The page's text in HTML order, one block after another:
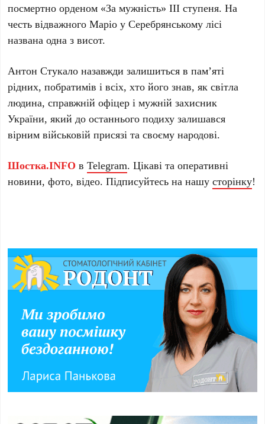
посмертно орденом «За мужність» ІІІ ступеня. На
честь відважного Маріо у Серебрянському лісі
названа одна з висот.
Антон Стукало назавжди залишиться в пам’яті
рідних, побратимів і всіх, хто його знав, як світла
людина, справжній офіцер і мужній захисник
України, який до останнього подиху залишався
вірним військовій присязі та своєму народові.
Шостка.INFO вTelegram. Цікаві та оперативні
новини, фото, відео. Підписуйтесь на нашусторінку!